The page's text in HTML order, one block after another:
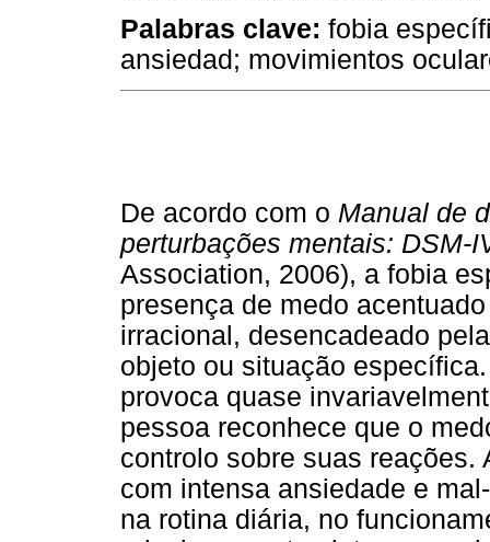
Palabras clave: fobia
ansiedad; movimientos
De acordo com o Manual de
perturbações mentais: DSM-
Association, 2006), a fobia
presença de medo
irracional, desencadeado
objeto ou situação
provoca quase
pessoa reconhece que o
controlo sobre suas
com intensa ansiedade e
na rotina diária, no